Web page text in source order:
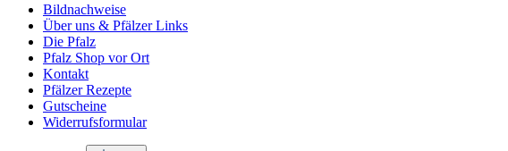
Bildnachweise
Über uns & Pfälzer Links
Die Pfalz
Pfalz Shop vor Ort
Kontakt
Pfälzer Rezepte
Gutscheine
Widerrufsformular